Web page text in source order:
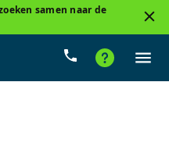
samen naar de
Benzine